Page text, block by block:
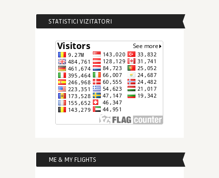
STATISTICI VIZITATORI
ME & MY FLIGHTS